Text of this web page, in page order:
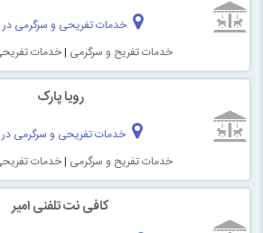
خدمات تفریحی و سرگرمی در
خدمات تفریح و سرگرمی |خدمات
رویا پارک
خدمات تفریحی و سرگرمی در
خدمات تفریح و سرگرمی |خدمات
کافی نت تلفنی امیر